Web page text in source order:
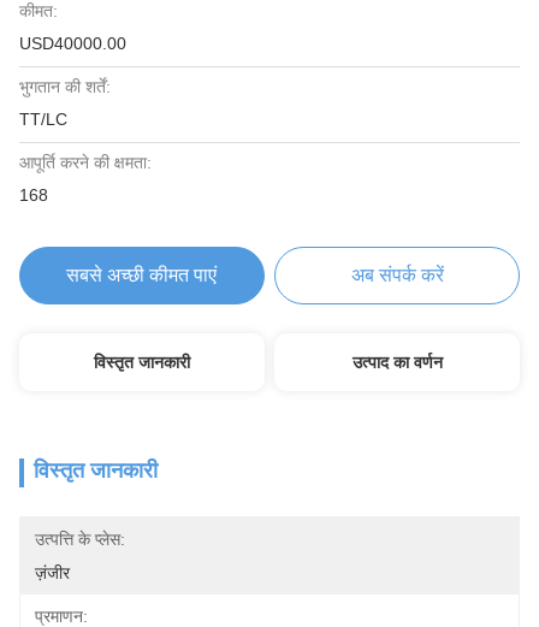
कीमत:
USD40000.00
भुगतान की शर्तें:
TT/LC
आपूर्ति करने की क्षमता:
168
सबसे अच्छी कीमत पाएं अब संपर्क करें
विस्तृत जानकारी उत्पाद का वर्णन
विस्तृत जानकारी
उत्पत्ति के प्लेस:
ज़ंजीर
प्रमाणन: